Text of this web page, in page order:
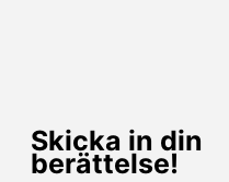
Skicka in din
berättelse!